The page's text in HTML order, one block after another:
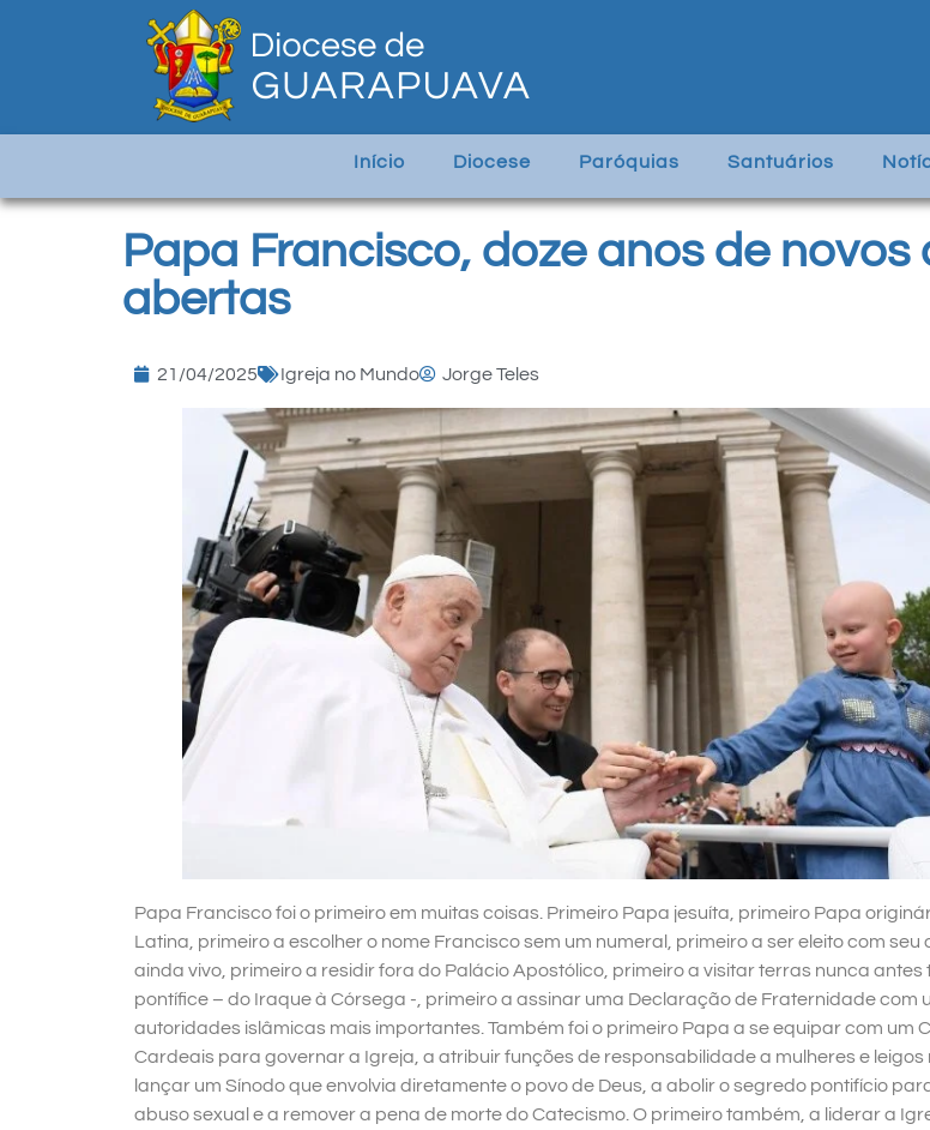
Início Diocese Paróquias Santuários
Papa Francisco, doze anos de
abertas
21/04/2025 Igreja no Mundo Jorge Teles
Papa Francisco foi o primeiro em muitas coisas. Primeiro Papa jesuíta, primeiro Papa
Latina, primeiro a escolher o nome Francisco sem um numeral, primeiro a ser eleito com seu
ainda vivo, primeiro a residir fora do Palácio Apostólico, primeiro a visitar terras nunca
pontífice – do Iraque à Córsega -, primeiro a assinar uma Declaração de Fraternidade com
autoridades islâmicas mais importantes. Também foi o primeiro Papa a se equipar com um
Cardeais para governar a Igreja, a atribuir funções de responsabilidade a mulheres e leigos
lançar um Sínodo que envolvia diretamente o povo de Deus, a abolir o segredo pontifício
abuso sexual e a remover a pena de morte do Catecismo. O primeiro também, a liderar a